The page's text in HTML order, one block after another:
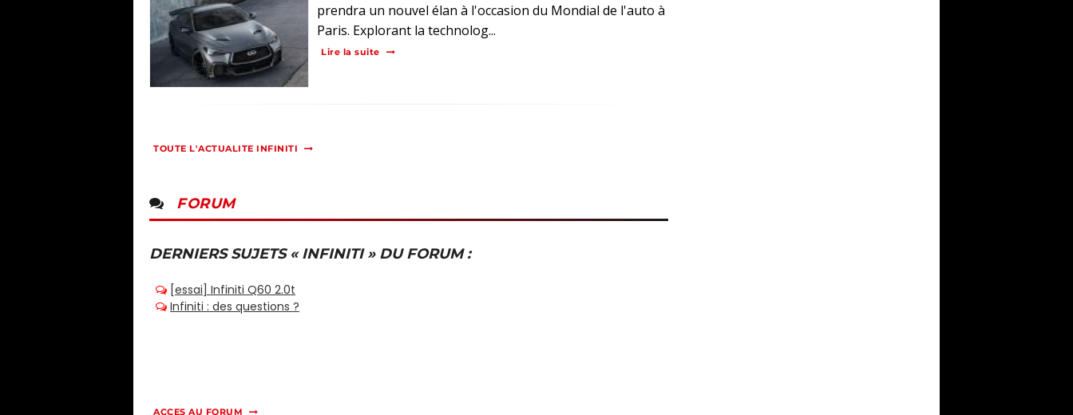
prendra un nouvel élan à l'occasion du Mondial de l'auto à
Paris. Explorant la technolog...
Lire la suite
TOUTE L'ACTUALITE INFINITI
FORUM
DERNIERS SUJETS « INFINITI » DU FORUM :
ACCES AU FORUM